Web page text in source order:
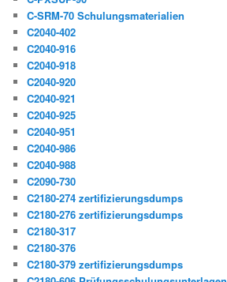
C-SRM-70 Schulungsmaterialien
C2040-402
C2040-916
C2040-918
C2040-920
C2040-921
C2040-925
C2040-951
C2040-986
C2040-988
C2090-730
C2180-274 zertifizierungsdumps
C2180-276 zertifizierungsdumps
C2180-317
C2180-376
C2180-379 zertifizierungsdumps